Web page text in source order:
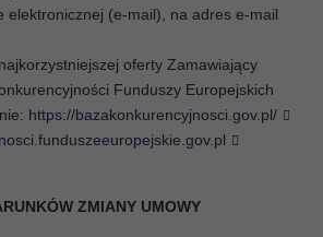
elektronicznej (e-mail), na adres e-mail
oferty Zamawiający
Funduszy Europejskich
https://bazakonkurencyjnosci.gov.pl/
ZMIANY UMOWY